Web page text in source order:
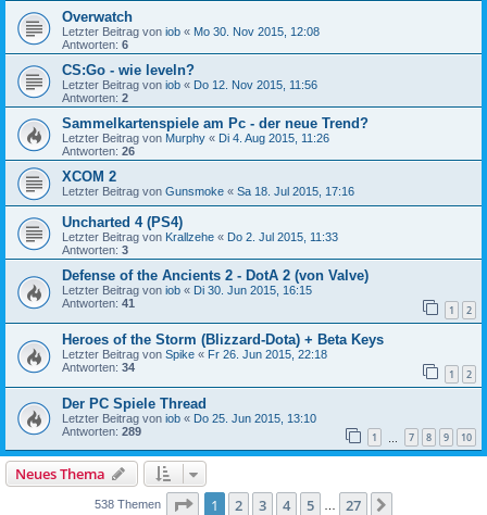
Overwatch
Letzter Beitrag von iob « Mo 30. Nov 2015, 12:08
Antworten: 6
CS:Go - wie leveln?
Letzter Beitrag von iob « Do 12. Nov 2015, 11:56
Antworten: 2
Sammelkartenspiele am Pc - der neue Trend?
Letzter Beitrag von Murphy « Di 4. Aug 2015, 11:26
Antworten: 26
XCOM 2
Letzter Beitrag von Gunsmoke « Sa 18. Jul 2015, 17:16
Uncharted 4 (PS4)
Letzter Beitrag von Krallzehe « Do 2. Jul 2015, 11:33
Antworten: 3
Defense of the Ancients 2 - DotA 2 (von Valve)
Letzter Beitrag von iob « Di 30. Jun 2015, 16:15
Antworten: 41 1 2
Heroes of the Storm (Blizzard-Dota) + Beta Keys
Letzter Beitrag von Spike « Fr 26. Jun 2015, 22:18
Antworten: 34 1 2
Der PC Spiele Thread
Letzter Beitrag von iob « Do 25. Jun 2015, 13:10
Antworten: 289 1 7 8 9 10
Neues Thema
538 Themen Seite 1von 27
1 2 3 4 5 27